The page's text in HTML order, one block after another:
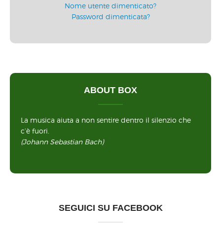
Nome utente dimenticato?
Password dimenticata?
ABOUT BOX
La musica aiuta a non sentire dentro il silenzio che
c’è fuori.
(Johann Sebastian Bach)
SEGUICI SU FACEBOOK